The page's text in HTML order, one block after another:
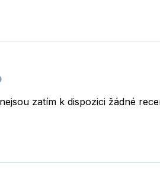
zatím k dispozici žádné